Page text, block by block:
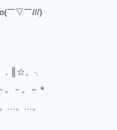
￣▽￣///)
．║☆。╮
。－。－＊
…。…。